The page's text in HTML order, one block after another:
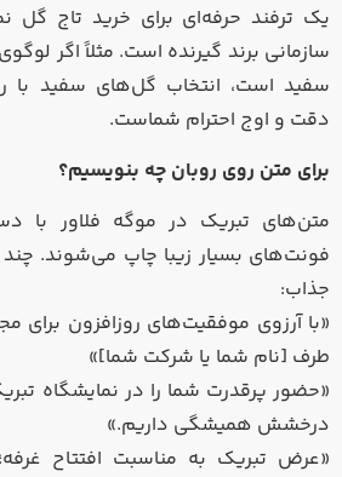
یک ترفند حرفه‌ای برای خرید تاج گل
سازمانی برند گیرنده است. مثلاً اگر
سفید است، انتخاب گل‌های سفید با
دقت و اوج احترام شماست.
برای متن روی روبان چه بنویسیم؟
متن‌های تبریک در موگه فلاور با
فونت‌های بسیار زیبا چاپ می‌شوند. چند
جذاب:
«با آرزوی موفقیت‌های روزافزون برای
طرف [نام شما یا شرکت شما]»
«حضور پرقدرت شما را در نمایشگاه
درخشش همیشگی داریم.»
«عرض تبریک به مناسبت افتتاح